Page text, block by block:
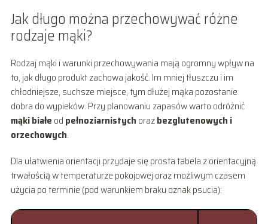
Jak długo można przechowywać różne
rodzaje mąki?
Rodzaj mąki i warunki przechowywania mają ogromny wpływ na
to, jak długo produkt zachowa jakość. Im mniej tłuszczu i im
chłodniejsze, suchsze miejsce, tym dłużej mąka pozostanie
dobra do wypieków. Przy planowaniu zapasów warto odróżnić
mąki białe od pełnoziarnistych orazbezglutenowych i
orzechowych.
Dla ułatwienia orientacji przydaje się prosta tabela z orientacyjną
trwałością w temperaturze pokojowej oraz możliwym czasem
użycia po terminie (pod warunkiem braku oznak psucia):